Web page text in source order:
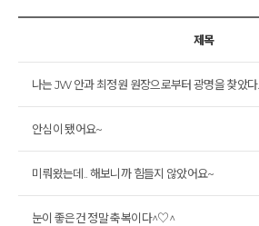
제목
나는 JW 안과 최정원 원장으로부터 광명을 찾았다.
안심이 됐어요~
미뤄왔는데.. 해보니까 힘들지 않았어요~
눈이 좋은건 정말 축복이다^♡^